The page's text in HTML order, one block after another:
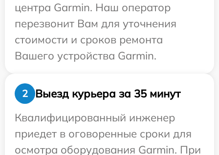
центра Garmin. Наш оператор
перезвонит Вам для уточнения
стоимости и сроков ремонта
Вашего устройства Garmin.
2
Выезд курьера за 35 минут
Квалифицированный инженер
приедет в оговоренные сроки для
осмотра оборудования Garmin. При